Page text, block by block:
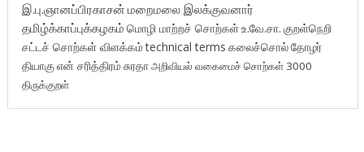
இ.பு.ஞானப்பிரகாசன் மறைமலை இலக்குவனார்
தமிழ்க்காப்புக்கழகம் மொழி மாற்றச் சொற்கள்உ.வே.சா. குறள்நெறி
சட்டச் சொற்கள் விளக்கம்technical terms கலைச்சொல்தோழர்
தியாகுஎன் சரித்திரம்சுரதாஅறிவியல் வகைமைச் சொற்கள் 3000
திருக்குறள்